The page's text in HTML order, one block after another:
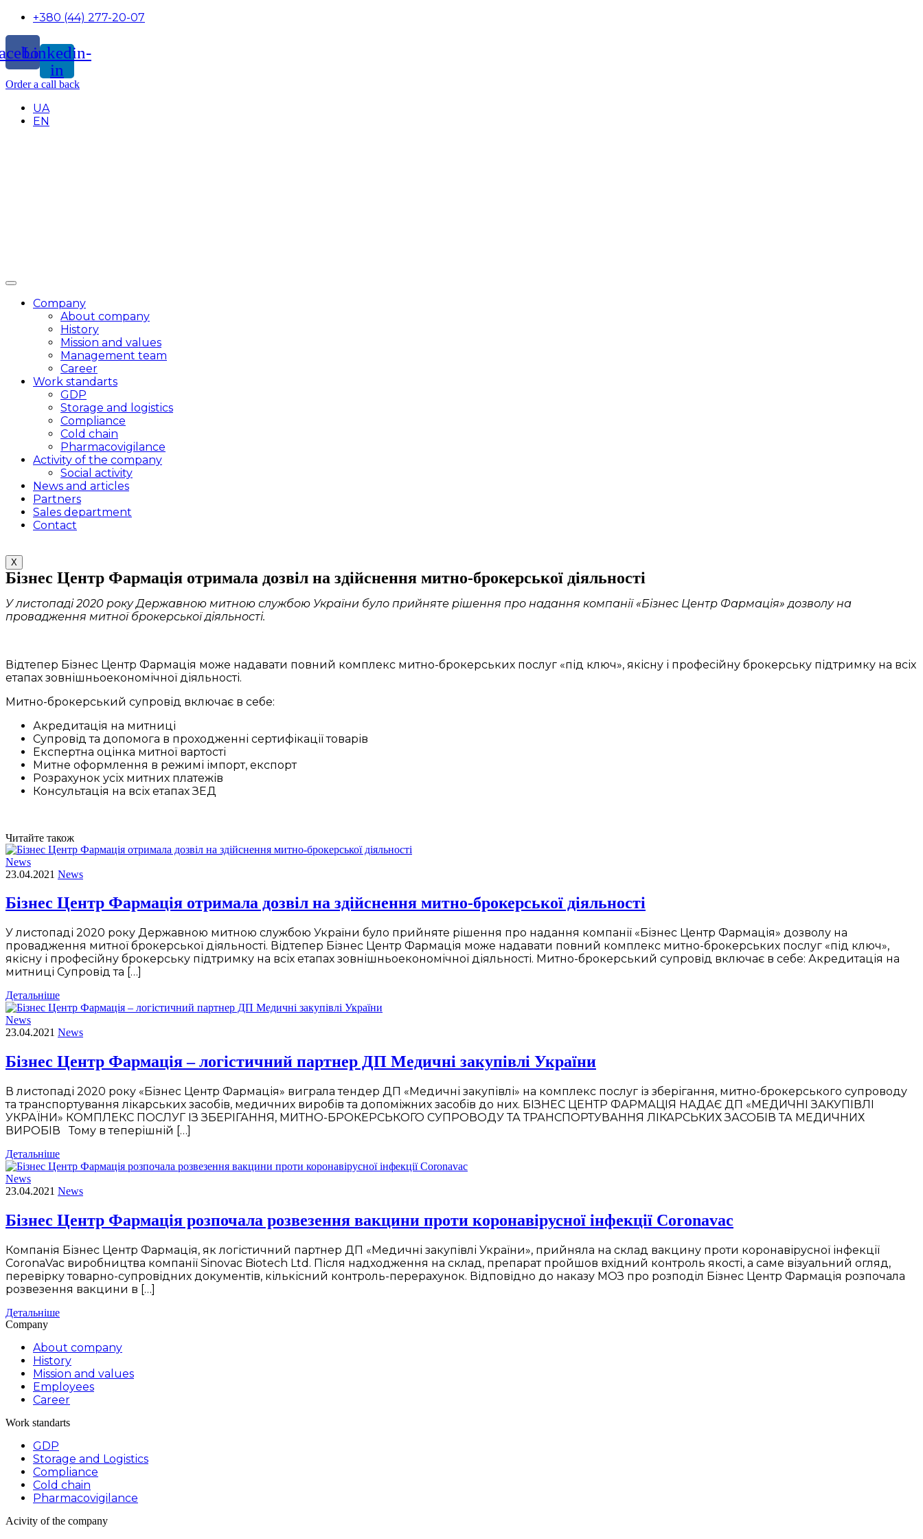
+380 (44) 277-20-07
Linkedin-
in
Order a call back
UA
EN
Company
About company
History
Mission and values
Management team
Career
Work standarts
GDP
Storage and logistics
Compliance
Cold chain
Pharmacovigilance
Activity of the company
Social activity
News and articles
Partners
Sales department
Contact
X
Бізнес Центр Фармація отримала дозвіл на здійснення митно-брокерської діяльності
У листопаді 2020 року Державною митною службою України було прийняте рішення про надання компанії «Бізнес Центр Фармація» дозволу на
провадження митної брокерської діяльності.
Відтепер Бізнес Центр Фармація може надавати повний комплекс митно-брокерських послуг «під ключ», якісну і професійну брокерську підтримку на всіх
етапах зовнішньоекономічної діяльності.
Митно-брокерський супровід включає в себе:
Акредитація на митниці
Супровід та допомога в проходженні сертифікації товарів
Експертна оцінка митної вартості
Митне оформлення в режимі імпорт, експорт
Розрахунок усіх митних платежів
Консультація на всіх етапах ЗЕД
Читайте також
News
23.04.2021 News
Бізнес Центр Фармація отримала дозвіл на здійснення митно-брокерської діяльності
У листопаді 2020 року Державною митною службою України було прийняте рішення про надання компанії «Бізнес Центр Фармація» дозволу на
провадження митної брокерської діяльності. Відтепер Бізнес Центр Фармація може надавати повний комплекс митно-брокерських послуг «під ключ»,
якісну і професійну брокерську підтримку на всіх етапах зовнішньоекономічної діяльності. Митно-брокерський супровід включає в себе: Акредитація на
митниці Супровід та […]
Детальніше
News
23.04.2021 News
Бізнес Центр Фармація – логістичний партнер ДП Медичні закупівлі України
В листопаді 2020 року «Бізнес Центр Фармація» виграла тендер ДП «Медичні закупівлі» на комплекс послуг із зберігання, митно-брокерського супроводу
та транспортування лікарських засобів, медичних виробів та допоміжних засобів до них. БІЗНЕС ЦЕНТР ФАРМАЦІЯ НАДАЄ ДП «МЕДИЧНІ ЗАКУПІВЛІ
УКРАЇНИ» КОМПЛЕКС ПОСЛУГ ІЗ ЗБЕРІГАННЯ, МИТНО-БРОКЕРСЬКОГО СУПРОВОДУ ТА ТРАНСПОРТУВАННЯ ЛІКАРСЬКИХ ЗАСОБІВ ТА МЕДИЧНИХ
ВИРОБІВ Тому в теперішній […]
Детальніше
News
23.04.2021 News
Бізнес Центр Фармація розпочала розвезення вакцини проти коронавірусної інфекції Coronavac
Компанія Бізнес Центр Фармація, як логістичний партнер ДП «Медичні закупівлі України», прийняла на склад вакцину проти коронавірусної інфекції
CoronaVac виробництва компанії Sinovac Biotech Ltd. Після надходження на склад, препарат пройшов вхідний контроль якості, а саме візуальний огляд,
перевірку товарно-супровідних документів, кількісний контроль-перерахунок. Відповідно до наказу МОЗ про розподіл Бізнес Центр Фармація розпочала
розвезення вакцини в […]
Детальніше
Company
About company
History
Mission and values
Employees
Career
Work standarts
GDP
Storage and Logistics
Compliance
Cold chain
Pharmacovigilance
Acivity of the company